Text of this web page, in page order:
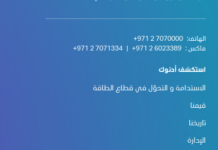
الهاتف: +971 2 7070000
فاكس : +971 2 6023389
+971 2 7071334
استكشف أدنوك
الاستدامة و التحوّل في قطاع الطاقة
قيمنا
تاريخنا
الإدارة